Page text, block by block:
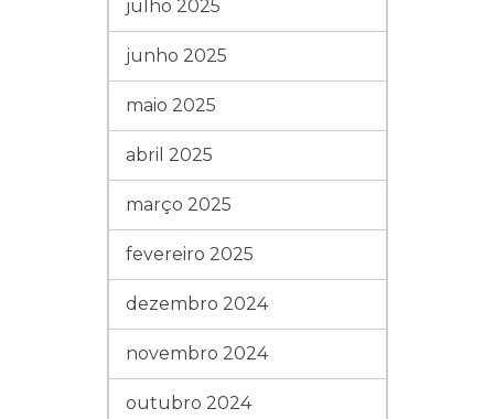
julho 2025
junho 2025
maio 2025
abril 2025
março 2025
fevereiro 2025
dezembro 2024
novembro 2024
outubro 2024